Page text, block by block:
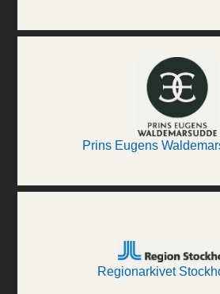
Prins Eugens
Regionarkivet